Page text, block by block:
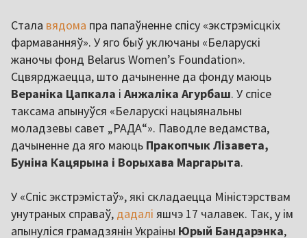
Стала вядома пра папаўненне спісу «экстрэмісцкіх
фармаванняў». У яго быў уключаны «Беларускі
жаночы фонд Belarus Women’s Foundation».
Сцвярджаецца, што дачыненне да фонду маюць
Вераніка Цапкала і Анжаліка Агурбаш. У спісе
таксама апынуўся «Беларускі нацыянальны
моладзевы савет „РАДА“». Паводле ведамства,
дачыненне да яго маюць Пракопчык Лізавета,
Буніна Кацярына і Ворыхава Маргарыта.
У «Спіс экстрэмістаў», які складаецца Міністэрствам
унутраных справаў, дадалі яшчэ 17 чалавек. Так, у ім
апынуліся грамадзянін Украіны Юрый Бандарэнка,